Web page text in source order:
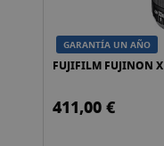
GARANTÍA UN AÑO
FUJIFILM FUJINON
411,00 €